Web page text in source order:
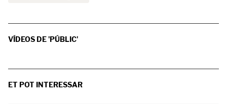
VÍDEOS DE 'PÚBLIC'
ET POT INTERESSAR